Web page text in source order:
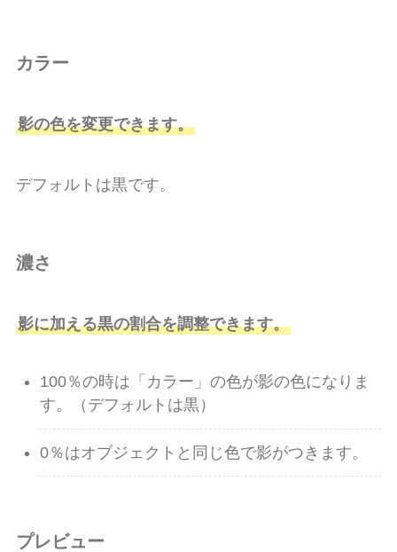
カラー
影の色を変更できます。
デフォルトは黒です。
濃さ
影に加える黒の割合を調整できます。
100％の時は「カラー」の色が影の色になりま
す。（デフォルトは黒）
0％はオブジェクトと同じ色で影がつきます。
プレビュー